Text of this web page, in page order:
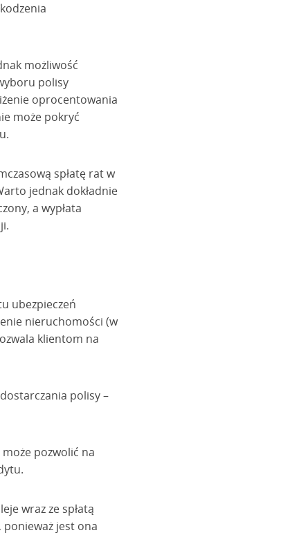
możliwość
polisy
oprocentowania
może pokryć
spłatę rat w
jednak dokładnie
a wypłata
ubezpieczeń
nieruchomości (w
klientom na
polisy –
pozwolić na
wraz ze spłatą
ponieważ jest ona